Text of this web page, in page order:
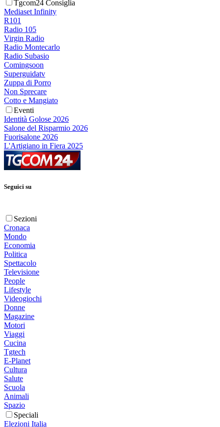
Tgcom24 Consiglia
Mediaset Infinity
R101
Radio 105
Virgin Radio
Radio Montecarlo
Radio Subasio
Comingsoon
Superguidatv
Zuppa di Porro
Non Sprecare
Cotto e Mangiato
Eventi
Identità Golose 2026
Salone del Risparmio 2026
Fuorisalone 2026
L'Artigiano in Fiera 2025
Seguici su
Sezioni
Cronaca
Mondo
Economia
Politica
Spettacolo
Televisione
People
Lifestyle
Videogiochi
Donne
Magazine
Motori
Viaggi
Cucina
Tgtech
E-Planet
Cultura
Salute
Scuola
Animali
Spazio
Speciali
Elezioni Italia